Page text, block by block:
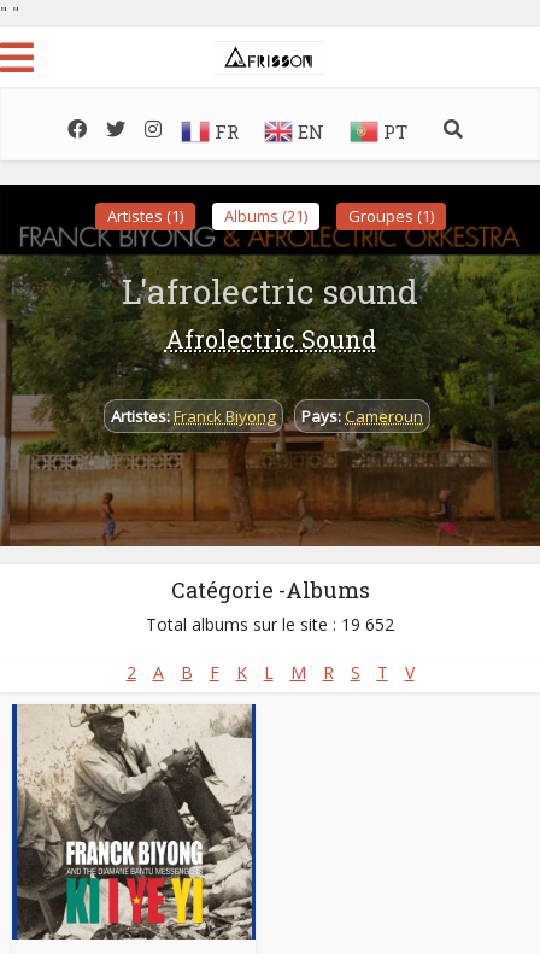
" "
FR EN PT
Artistes (1) Albums (21) Groupes (1)
L'afrolectric sound
Afrolectric Sound
Artistes:Franck Biyong Pays:Cameroun
Catégorie -Albums
Total albums sur le site : 19 652
2 A B F K L M R S T V